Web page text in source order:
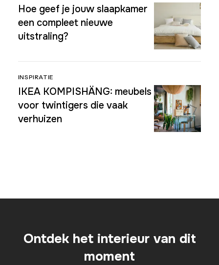
Hoe geef je jouw slaapkamer
een compleet nieuwe
uitstraling?
INSPIRATIE
IKEA KOMPISHÄNG: meubels
voor twintigers die vaak
verhuizen
Ontdek het interieur van dit
moment